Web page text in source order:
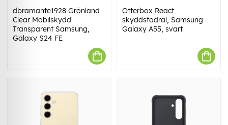
dbramante1928 Grönland
Clear Mobilskydd
Transparent Samsung,
Galaxy S24 FE
Otterbox React
skyddsfodral, Samsung
Galaxy A55, svart